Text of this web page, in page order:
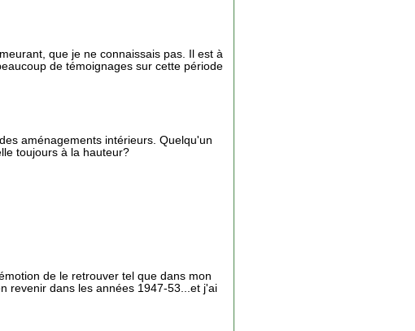
que je ne connaissais pas. Il est à
de témoignages sur cette période
aménagements intérieurs. Quelqu'un
toujours à la hauteur?
de le retrouver tel que dans mon
revenir dans les années 1947-53...et j'ai